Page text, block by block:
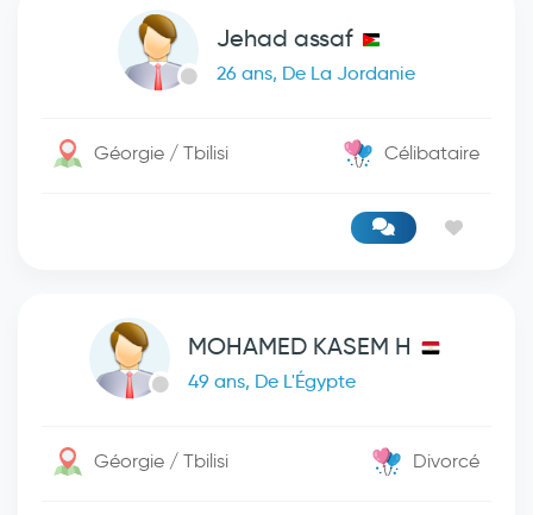
Jehad assaf
26 ans, De La Jordanie
Géorgie / Tbilisi Célibataire
MOHAMED KASEM H
49 ans, De L'Égypte
Géorgie / Tbilisi Divorcé